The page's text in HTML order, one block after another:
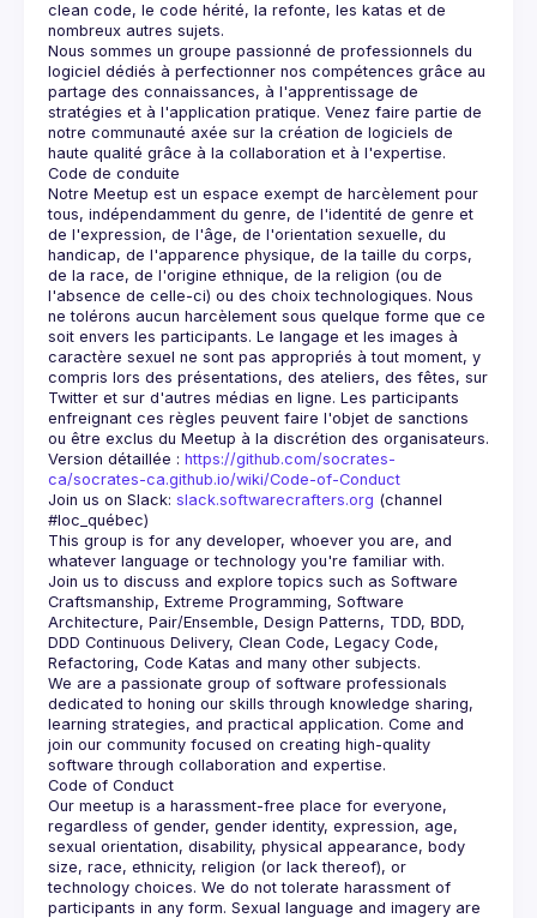
clean code, le code hérité, la refonte, les katas et de
Nous sommes un groupe passionné de professionnels du
logiciel dédiés à perfectionner nos compétences grâce au
partage des connaissances, à l'apprentissage de
stratégies et à l'application pratique. Venez faire partie de
notre communauté axée sur la création de logiciels de
Notre Meetup est un espace exempt de harcèlement pour
tous, indépendamment du genre, de l'identité de genre et
de l'expression, de l'âge, de l'orientation sexuelle, du
handicap, de l'apparence physique, de la taille du corps,
de la race, de l'origine ethnique, de la religion (ou de
l'absence de celle-ci) ou des choix technologiques. Nous
ne tolérons aucun harcèlement sous quelque forme que ce
soit envers les participants. Le langage et les images à
caractère sexuel ne sont pas appropriés à tout moment, y
compris lors des présentations, des ateliers, des fêtes, sur
Twitter et sur d'autres médias en ligne. Les participants
enfreignant ces règles peuvent faire l'objet de sanctions
Version détaillée : https://github.com/socrates-
ca/socrates-ca.github.io/wiki/Code-of-Conduct
Join us on Slack: slack.softwarecrafters.org (channel
#loc_québec)
This group is for any developer, whoever you are, and
Join us to discuss and explore topics such as Software
Craftsmanship, Extreme Programming, Software
Architecture, Pair/Ensemble, Design Patterns, TDD, BDD,
DDD Continuous Delivery, Clean Code, Legacy Code,
We are a passionate group of software professionals
dedicated to honing our skills through knowledge sharing,
learning strategies, and practical application. Come and
join our community focused on creating high-quality
Our meetup is a harassment-free place for everyone,
regardless of gender, gender identity, expression, age,
sexual orientation, disability, physical appearance, body
size, race, ethnicity, religion (or lack thereof), or
technology choices. We do not tolerate harassment of
participants in any form. Sexual language and imagery are